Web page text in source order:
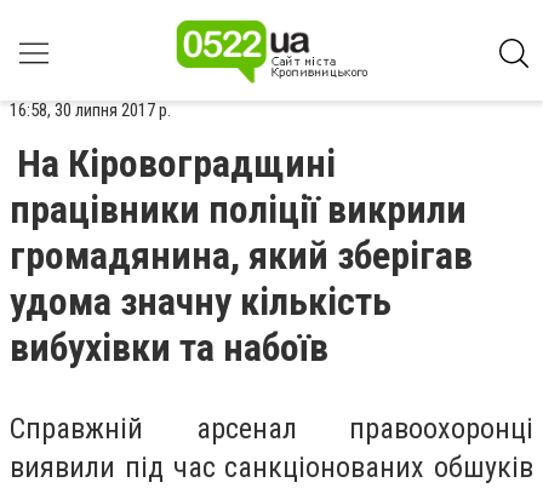
16:58, 30 липня 2017 р.
На Кіровоградщині
працівники поліції викрили
громадянина, який зберігав
удома значну кількість
вибухівки та набоїв
Справжній арсенал правоохоронці
виявили під час санкціонованих обшуків